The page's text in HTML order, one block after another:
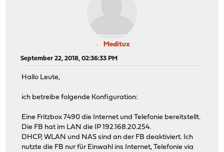
Meditux
September 22, 2018, 02:36:33 PM
Hallo Leute,
ich betreibe folgende Konfiguration:
Eine Fritzbox 7490 die Internet und Telefonie bereitstellt.
Die FB hat im LAN die IP 192.168.20.254.
DHCP, WLAN und NAS sind an der FB deaktiviert. Ich
nutzte die FB nur für Einwahl ins Internet, Telefonie via